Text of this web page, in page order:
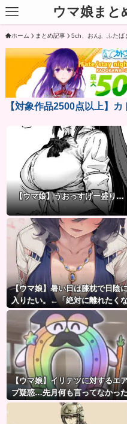
ウマ娘まと
ホーム まとめ記事 5ch、おんj、ふたば
【対象作品2500点以上】
【ウマ娘】うおっすげー盛り…
【ウマ娘】暑い日は膝枕で日陰
入りたい。←「絶対に離れたく
い場所だな」
【ウマ娘】イリテツに対するエ
プ疑惑…先月何も言ってなかっ
のに今月急にスピ3言い出したの
怪しいよな。